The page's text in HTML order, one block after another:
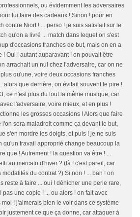
ou évidemment les adversaires
lui faire des cadeaux ! Sinon ! pour en
contre Niort ! ... perso ! je suis satisfait sur le
qu'on a livré ... match dans lequel on s'est
d'occasions franches de but, mais on en a
! Oui ! autant auparavant ! on pouvait être
arrachait un nul chez l'adversaire, car on ne
qu'une, voire deux occasions franches
alors que derrière, on évitait souvent le pire !
ce n'est plus du tout la même musique, car
l'adversaire, voire mieux, et en plus !
les grosses occasions ! Alors que faire
l'on sera maladroit comme ça devant le but,
s'en mordre les doigts, et puis ! je ne suis
qu'un travail approprié change beaucoup la
que ! Autrement ! la question va être ! ...
au mercato d'hiver ? (là ! c'est pareil, car
du contrat ?) Si non ! ... bah ! on
reste à faire ... oui ! dénicher une perle rare,
pas une copie ! ... ou alors ! on fait avec
moi ! j'aimerais bien le voir dans ce système
justement ce que ça donne, car attaquer à